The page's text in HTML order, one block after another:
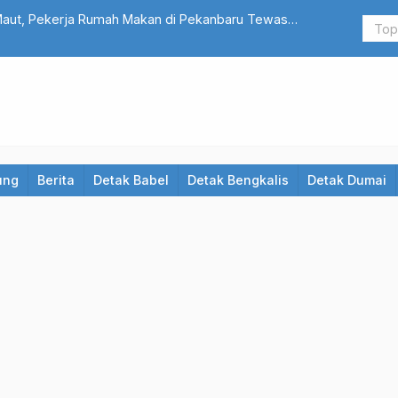
Pekerja Rumah Makan di Pekanbaru Tewas
TAKUTI
Berita Detak Babel Detak Bengkalis Detak Dumai